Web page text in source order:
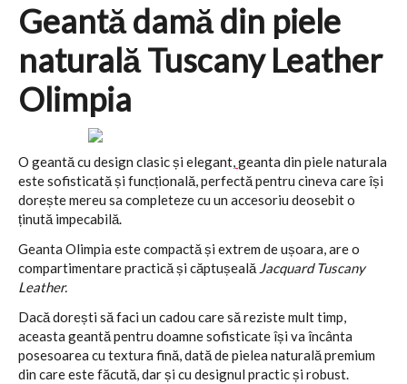
Geantă damă din piele
naturală Tuscany Leather
Olimpia
O geantă cu design clasic și elegant,geanta din piele naturala
este sofisticată și funcțională, perfectă pentru cineva care își
dorește mereu sa completeze cu un accesoriu deosebit o
ținută impecabilă.
Geanta Olimpia este compactă și extrem de ușoara, are o
compartimentare practică și căptușeală Jacquard Tuscany
Leather.
Dacă dorești să faci un cadou care să reziste mult timp,
aceasta geantă pentru doamne sofisticate își va încânta
posesoarea cu textura fină, dată de pielea naturală premium
din care este făcută, dar și cu designul practic și robust.